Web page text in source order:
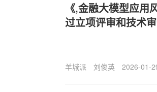
《,金融大模型应
过立项评审和技术
羊城派 刘俊英 2026-01-